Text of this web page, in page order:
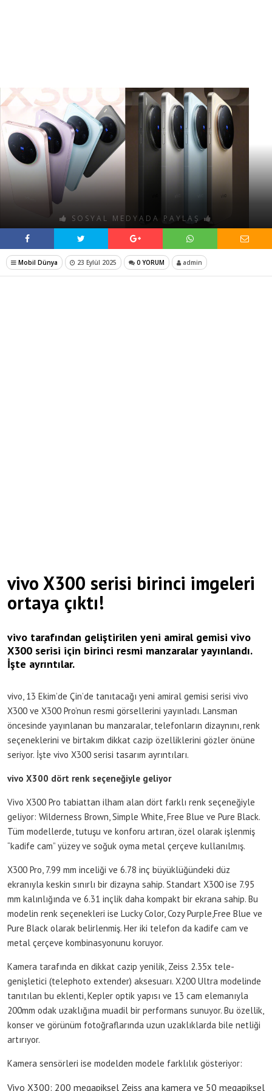
SOSYAL MEDYADA PAYLAŞ
Mobil Dünya 23 Eylül 2025 0 YORUM admin
vivo X300 serisi birinci imgeleri
ortaya çıktı!
vivo tarafından geliştirilen yeni amiral gemisi vivo
X300 serisi için birinci resmi manzaralar yayınlandı.
İşte ayrıntılar.
vivo, 13 Ekim’de Çin’de tanıtacağı yeni amiral gemisi serisi vivo
X300 ve X300 Pro’nun resmi görsellerini yayınladı. Lansman
öncesinde yayınlanan bu manzaralar, telefonların dizaynını, renk
seçeneklerini ve birtakım dikkat cazip özelliklerini gözler önüne
seriyor. İşte vivo X300 serisi tasarım ayrıntıları.
vivo X300 dört renk seçeneğiyle geliyor
Vivo X300 Pro tabiattan ilham alan dört farklı renk seçeneğiyle
geliyor: Wilderness Brown, Simple White, Free Blue ve Pure Black.
Tüm modellerde, tutuşu ve konforu artıran, özel olarak işlenmiş
“kadife cam” yüzey ve soğuk oyma metal çerçeve kullanılmış.
X300 Pro, 7.99 mm inceliği ve 6.78 inç büyüklüğündeki düz
ekranıyla keskin sınırlı bir dizayna sahip. Standart X300 ise 7.95
mm kalınlığında ve 6.31 inçlik daha kompakt bir ekrana sahip. Bu
modelin renk seçenekleri ise Lucky Color, Cozy Purple,Free Blue ve
Pure Black olarak belirlenmiş. Her iki telefon da kadife cam ve
metal çerçeve kombinasyonunu koruyor.
Kamera tarafında en dikkat cazip yenilik, Zeiss 2.35x tele-
genişletici (telephoto extender) aksesuarı. X200 Ultra modelinde
tanıtılan bu eklenti, Kepler optik yapısı ve 13 cam elemanıyla
200mm odak uzaklığına muadil bir performans sunuyor. Bu özellik,
konser ve görünüm fotoğraflarında uzun uzaklıklarda bile netliği
artırıyor.
Kamera sensörleri ise modelden modele farklılık gösteriyor:
Vivo X300: 200 megapiksel Zeiss ana kamera ve 50 megapiksel